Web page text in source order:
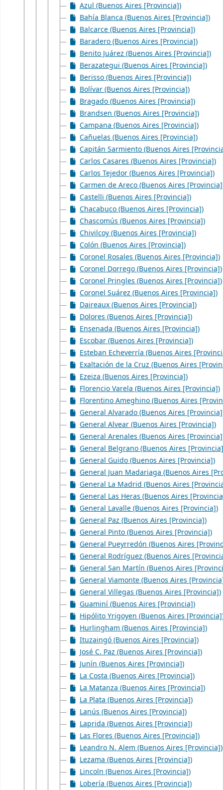
Azul (Buenos Aires [Provincia])
Bahía Blanca (Buenos Aires [Provincia])
Balcarce (Buenos Aires [Provincia])
Baradero (Buenos Aires [Provincia])
Benito Juárez (Buenos Aires [Provincia])
Berazategui (Buenos Aires [Provincia])
Berisso (Buenos Aires [Provincia])
Bolívar (Buenos Aires [Provincia])
Bragado (Buenos Aires [Provincia])
Brandsen (Buenos Aires [Provincia])
Campana (Buenos Aires [Provincia])
Cañuelas (Buenos Aires [Provincia])
Capitán Sarmiento (Buenos Aires
Carlos Casares (Buenos Aires [Provincia])
Carlos Tejedor (Buenos Aires [Provincia])
Carmen de Areco (Buenos Aires
Castelli (Buenos Aires [Provincia])
Chacabuco (Buenos Aires [Provincia])
Chascomús (Buenos Aires [Provincia])
Chivilcoy (Buenos Aires [Provincia])
Colón (Buenos Aires [Provincia])
Coronel Rosales (Buenos Aires [Provincia])
Coronel Dorrego (Buenos Aires [Provincia])
Coronel Pringles (Buenos Aires [Provincia])
Coronel Suárez (Buenos Aires [Provincia])
Daireaux (Buenos Aires [Provincia])
Dolores (Buenos Aires [Provincia])
Ensenada (Buenos Aires [Provincia])
Escobar (Buenos Aires [Provincia])
Esteban Echeverría (Buenos Aires
Exaltación de la Cruz (Buenos Aires
Ezeiza (Buenos Aires [Provincia])
Florencio Varela (Buenos Aires [Provincia])
Florentino Ameghino (Buenos Aires
General Alvarado (Buenos Aires
General Alvear (Buenos Aires [Provincia])
General Arenales (Buenos Aires
General Belgrano (Buenos Aires
General Guido (Buenos Aires [Provincia])
General Juan Madariaga (Buenos Aires
General La Madrid (Buenos Aires
General Las Heras (Buenos Aires
General Lavalle (Buenos Aires [Provincia])
General Paz (Buenos Aires [Provincia])
General Pinto (Buenos Aires [Provincia])
General Pueyrredón (Buenos Aires
General Rodríguez (Buenos Aires
General San Martín (Buenos Aires
General Viamonte (Buenos Aires
General Villegas (Buenos Aires [Provincia])
Guaminí (Buenos Aires [Provincia])
Hipólito Yrigoyen (Buenos Aires
Hurlingham (Buenos Aires [Provincia])
Ituzaingó (Buenos Aires [Provincia])
José C. Paz (Buenos Aires [Provincia])
Junín (Buenos Aires [Provincia])
La Costa (Buenos Aires [Provincia])
La Matanza (Buenos Aires [Provincia])
La Plata (Buenos Aires [Provincia])
Lanús (Buenos Aires [Provincia])
Laprida (Buenos Aires [Provincia])
Las Flores (Buenos Aires [Provincia])
Leandro N. Alem (Buenos Aires [Provincia])
Lezama (Buenos Aires [Provincia])
Lincoln (Buenos Aires [Provincia])
Lobería (Buenos Aires [Provincia])